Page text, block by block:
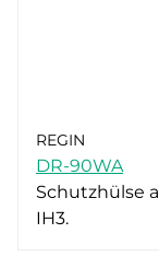
REGIN
DR-90WA
Schutzhülse
IH3.